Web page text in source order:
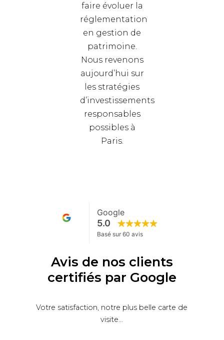
faire évoluer la
réglementation
en gestion de
patrimoine.
Nous revenons
aujourd’hui sur
les stratégies
d’investissements
responsables
possibles à
Paris.
Avis de nos clients
certifiés par Google
Votre satisfaction, notre plus belle carte de
visite...